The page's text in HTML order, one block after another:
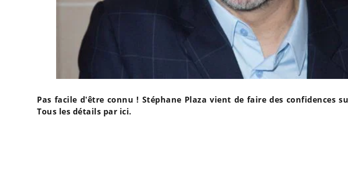
Pas facile d'être connu ! Stéphane Plaza vient de faire des confidences
Tous les détails par ici.